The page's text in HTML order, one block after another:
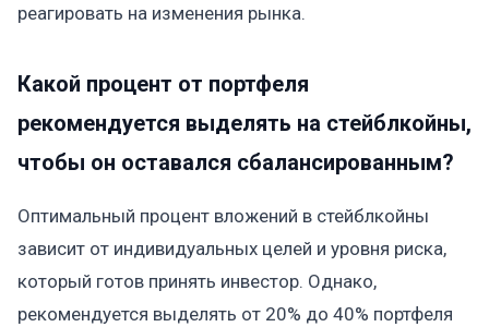
реагировать на изменения рынка.
Какой процент от портфеля
рекомендуется выделять на стейблкойны,
чтобы он оставался сбалансированным?
Оптимальный процент вложений в стейблкойны
зависит от индивидуальных целей и уровня риска,
который готов принять инвестор. Однако,
рекомендуется выделять от 20% до 40% портфеля